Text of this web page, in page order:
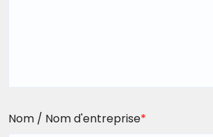
Nom / Nom d'entreprise*